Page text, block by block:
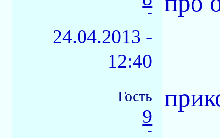
-
24.04.2013 -
12:40
Гость
9
-